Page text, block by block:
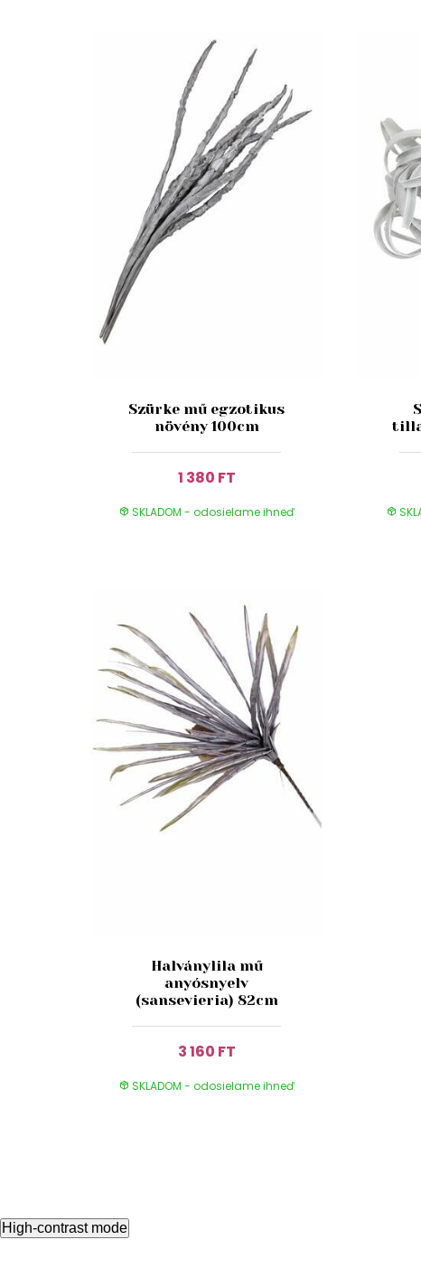
Szürke mű egzotikus
növény 100cm
1 380 FT
SKLADOM - odosielame ihneď
Halványlila mű
anyósnyelv
(sansevieria) 82cm
3 160 FT
SKLADOM - odosielame ihneď
High-contrast mode